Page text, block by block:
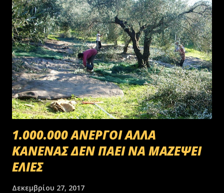
1.000.000 ΑΝΕΡΓΟΙ ΑΛΛΑ
ΚΑΝΕΝΑΣ ΔΕΝ ΠΑΕΙ ΝΑ ΜΑΖΕΨΕΙ
ΕΛΙΕΣ
Δεκεμβρίου 27, 2017